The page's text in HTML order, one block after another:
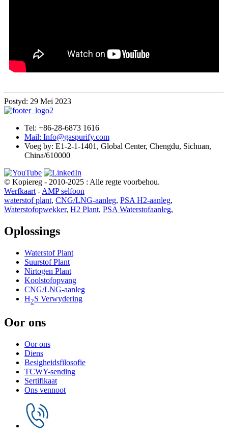
Postyd: 29 Mei 2023
Tel: +86-28-6873 1616
Mail: Info@gaspurify.com
Voeg by: E1-2-1-1401, Global Center, Chengdu, Sichuan,
China/610000
© Kopiereg - 2010-2025 : Alle regte voorbehou.
Werfkaart - AMP selfoon
waterstof plant, CNG/LNG-aanleg, PSA H2-aanleg,
Waterstofopwekker, H2 Plant, PSA Waterstofaanleg,
Oplossings
Waterstof Plant
Suurstof Plant
Nirtogen Plant
Koolstofopvang
CNG/LNG-aanleg
H2S Verwydering
Oor ons
Oor ons
Diens
Besigheidsfilosofie
TCWY-sending
Sertifikaat
Ons vennoot